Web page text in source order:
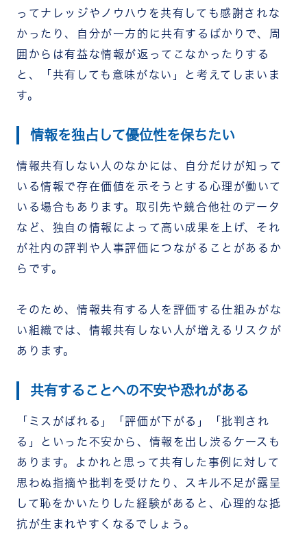
ってナレッジやノウハウを共有しても感謝されな
かったり、自分が一方的に共有するばかりで、周
囲からは有益な情報が返ってこなかったりする
と、「共有しても意味がない」と考えてしまいま
す。
情報を独占して優位性を保ちたい
情報共有しない人のなかには、自分だけが知って
いる情報で存在価値を示そうとする心理が働いて
いる場合もあります。取引先や競合他社のデータ
など、独自の情報によって高い成果を上げ、それ
が社内の評判や人事評価につながることがあるか
らです。
そのため、情報共有する人を評価する仕組みがな
い組織では、情報共有しない人が増えるリスクが
あります。
共有することへの不安や恐れがある
「ミスがばれる」「評価が下がる」「批判され
る」といった不安から、情報を出し渋るケースも
あります。よかれと思って共有した事例に対して
思わぬ指摘や批判を受けたり、スキル不足が露呈
して恥をかいたりした経験があると、心理的な抵
抗が生まれやすくなるでしょう。